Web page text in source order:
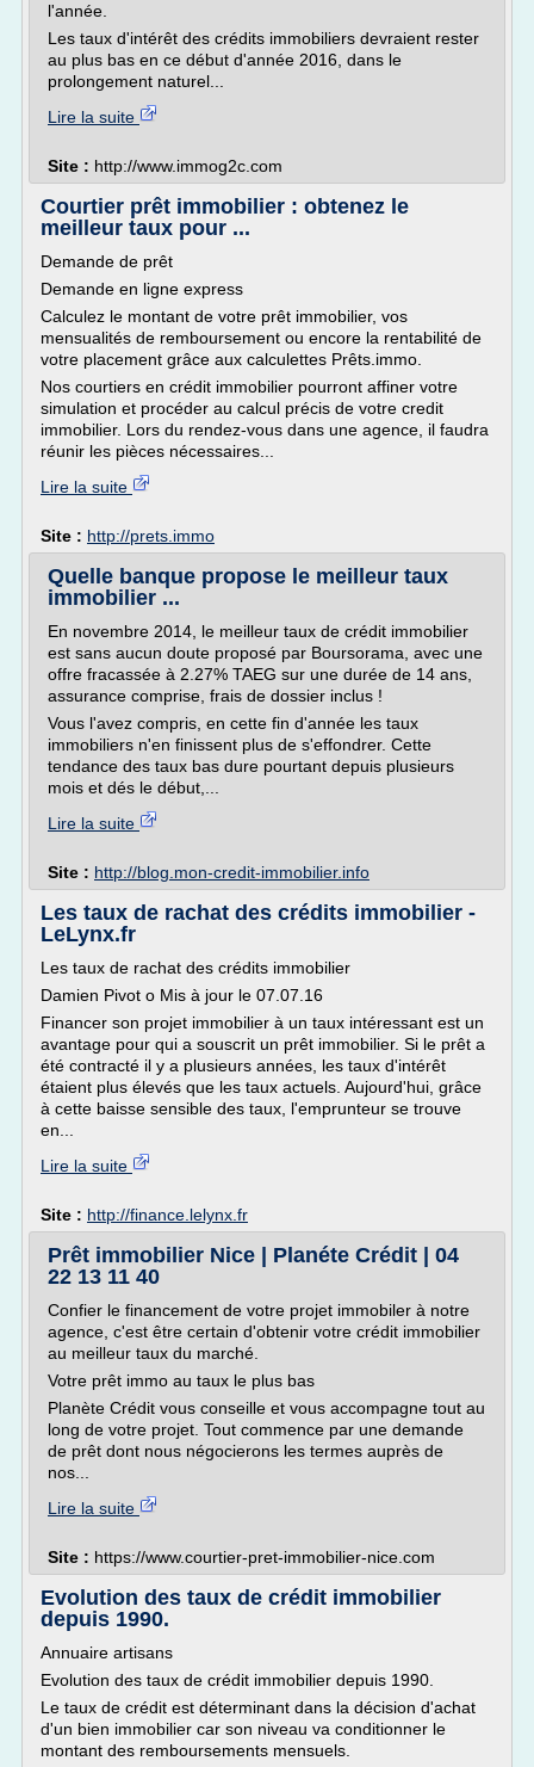
l'année.
Les taux d'intérêt des crédits immobiliers devraient rester
au plus bas en ce début d'année 2016, dans le
prolongement naturel...
Lire la suite
Site : http://www.immog2c.com
Courtier prêt immobilier : obtenez le
meilleur taux pour ...
Demande de prêt
Demande en ligne express
Calculez le montant de votre prêt immobilier, vos
mensualités de remboursement ou encore la rentabilité de
votre placement grâce aux calculettes Prêts.immo.
Nos courtiers en crédit immobilier pourront affiner votre
simulation et procéder au calcul précis de votre credit
immobilier. Lors du rendez-vous dans une agence, il faudra
réunir les pièces nécessaires...
Lire la suite
Site : http://prets.immo
Quelle banque propose le meilleur taux
immobilier ...
En novembre 2014, le meilleur taux de crédit immobilier
est sans aucun doute proposé par Boursorama, avec une
offre fracassée à 2.27% TAEG sur une durée de 14 ans,
assurance comprise, frais de dossier inclus !
Vous l'avez compris, en cette fin d'année les taux
immobiliers n'en finissent plus de s'effondrer. Cette
tendance des taux bas dure pourtant depuis plusieurs
mois et dés le début,...
Lire la suite
Site : http://blog.mon-credit-immobilier.info
Les taux de rachat des crédits immobilier -
LeLynx.fr
Les taux de rachat des crédits immobilier
Damien Pivot o Mis à jour le 07.07.16
Financer son projet immobilier à un taux intéressant est un
avantage pour qui a souscrit un prêt immobilier. Si le prêt a
été contracté il y a plusieurs années, les taux d'intérêt
étaient plus élevés que les taux actuels. Aujourd'hui, grâce
à cette baisse sensible des taux, l'emprunteur se trouve
en...
Lire la suite
Site : http://finance.lelynx.fr
Prêt immobilier Nice | Planéte Crédit | 04
22 13 11 40
Confier le financement de votre projet immobiler à notre
agence, c'est être certain d'obtenir votre crédit immobilier
au meilleur taux du marché.
Votre prêt immo au taux le plus bas
Planète Crédit vous conseille et vous accompagne tout au
long de votre projet. Tout commence par une demande
de prêt dont nous négocierons les termes auprès de
nos...
Lire la suite
Site : https://www.courtier-pret-immobilier-nice.com
Evolution des taux de crédit immobilier
depuis 1990.
Annuaire artisans
Evolution des taux de crédit immobilier depuis 1990.
Le taux de crédit est déterminant dans la décision d'achat
d'un bien immobilier car son niveau va conditionner le
montant des remboursements mensuels.